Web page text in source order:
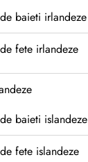
baieti irlandeze
fete irlandeze
baieti islandeze
fete islandeze